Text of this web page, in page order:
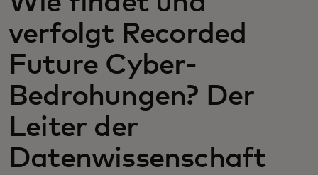
Für Innovatoren
Neuigkeiten und Trends
verfolgt Recorded
Future Cyber-
Bedrohungen? Der
Leiter der
Datenwissenschaft